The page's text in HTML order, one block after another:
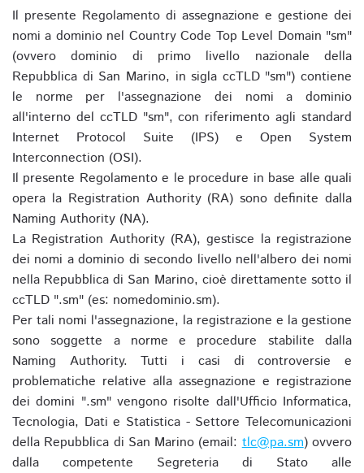
Il presente Regolamento di assegnazione e gestione dei
nomi a dominio nel Country Code Top Level Domain "sm"
(ovvero dominio di primo livello nazionale della
Repubblica di San Marino, in sigla ccTLD "sm") contiene
le norme per l'assegnazione dei nomi a dominio
all'interno del ccTLD "sm", con riferimento agli standard
Internet Protocol Suite (IPS) e Open System
Interconnection (OSI).
Il presente Regolamento e le procedure in base alle quali
opera la Registration Authority (RA) sono definite dalla
Naming Authority (NA).
La Registration Authority (RA), gestisce la registrazione
dei nomi a dominio di secondo livello nell'albero dei nomi
nella Repubblica di San Marino, cioè direttamente sotto il
ccTLD ".sm" (es: nomedominio.sm).
Per tali nomi l'assegnazione, la registrazione e la gestione
sono soggette a norme e procedure stabilite dalla
Naming Authority. Tutti i casi di controversie e
problematiche relative alla assegnazione e registrazione
dei domini ".sm" vengono risolte dall'Ufficio Informatica,
Tecnologia, Dati e Statistica - Settore Telecomunicazioni
della Repubblica di San Marino (email:tlc@pa.sm) ovvero
dalla competente Segreteria di Stato alle